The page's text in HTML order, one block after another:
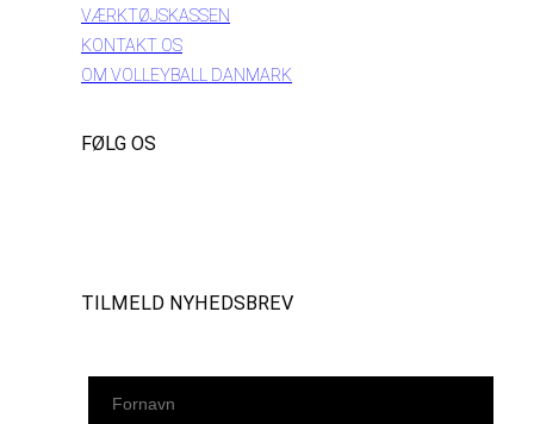
VÆRKTØJSKASSEN
KONTAKT OS
OM VOLLEYBALL DANMARK
FØLG OS
TILMELD NYHEDSBREV